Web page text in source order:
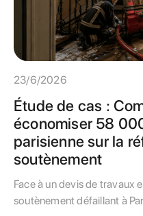
23/6/2026
Étude de cas :
économiser 58
parisienne sur la
soutènement
Face à un devis de travaux
soutènement défaillant à